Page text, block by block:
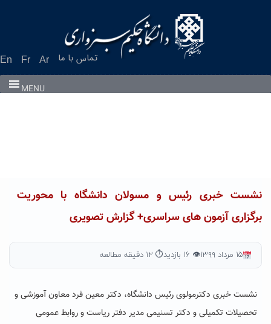
En Fr Ar تماس با ما
MENU
نشست خبری رئیس و مسولان دانشگاه با محوریت
برگزاری آزمون های سراسری+ گزارش تصویری
۱۵ مرداد ۱۳۹۹ 👁 ۱۶ بازدید ⏱ ۱۲ دقیقه مطالعه
نشست خبری دکترمولوی رئیس دانشگاه، دکتر معین فرد معاون آموزشی و
تحصیلات تکمیلی و دکتر تسنیمی مدیر دفتر ریاست و روابط عمومی